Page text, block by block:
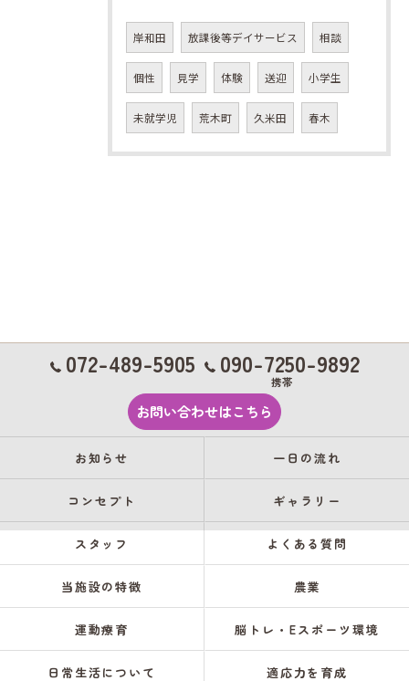
岸和田 放課後等デイサービス 相談
個性 見学 体験 送迎 小学生
未就学児 荒木町 久米田 春木
072-489-5905 090-7250-9892
携帯
お問い合わせはこちら
お知らせ 一日の流れ
コンセプト ギャラリー
スタッフ よくある質問
当施設の特徴 農業
運動療育 脳トレ・Eスポーツ環境
日常生活について 適応力を育成